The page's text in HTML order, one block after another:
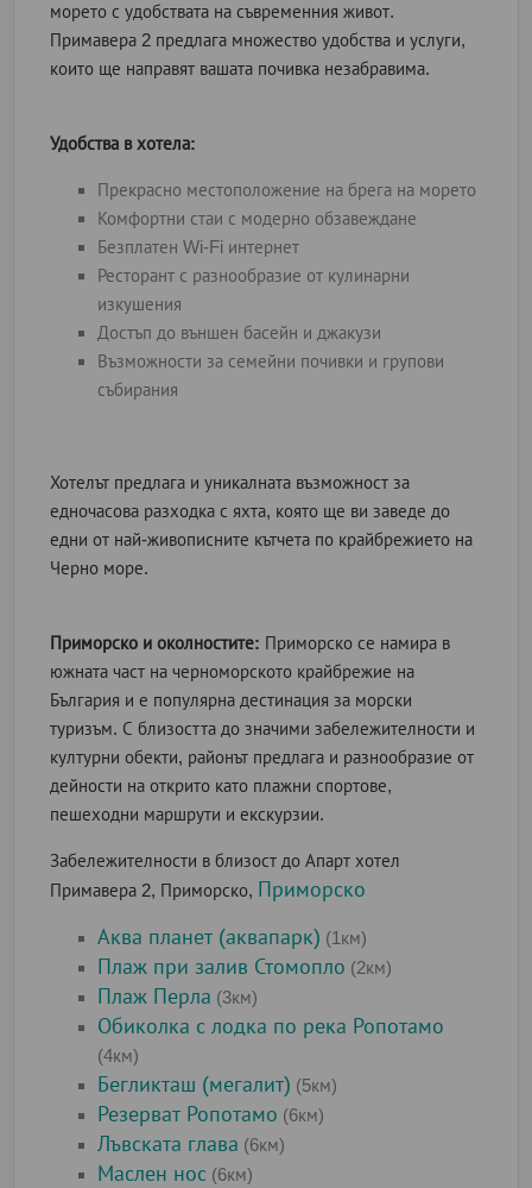
морето с удобствата на съвременния живот.
Примавера 2 предлага множество удобства и услуги,
които ще направят вашата почивка незабравима.
Удобства в хотела:
Прекрасно местоположение на брега на морето
Комфортни стаи с модерно обзавеждане
Безплатен Wi-Fi интернет
Ресторант с разнообразие от кулинарни
изкушения
Достъп до външен басейн и джакузи
Възможности за семейни почивки и групови
събирания
Хотелът предлага и уникалната възможност за
едночасова разходка с яхта, която ще ви заведе до
едни от най-живописните кътчета по крайбрежието на
Черно море.
Приморско и околностите: Приморско се намира в
южната част на черноморското крайбрежие на
България и е популярна дестинация за морски
туризъм. С близостта до значими забележителности и
културни обекти, районът предлага и разнообразие от
дейности на открито като плажни спортове,
пешеходни маршрути и екскурзии.
Забележителности в близост до Апарт хотел
Примавера 2, Приморско, Приморско
Аква планет (аквапарк) (1км)
Плаж при залив Стомопло (2км)
Плаж Перла (3км)
Обиколка с лодка по река Ропотамо
(4км)
Бегликташ (мегалит) (5км)
Резерват Ропотамо (6км)
Лъвската глава (6км)
Маслен нос (6км)